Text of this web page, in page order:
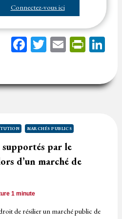
Connectez-vous ici
Facebook
Twitter
Email
MARCHÉS PUBLICS
par le
d’un marché de
1 minute
de résilier un marché public de